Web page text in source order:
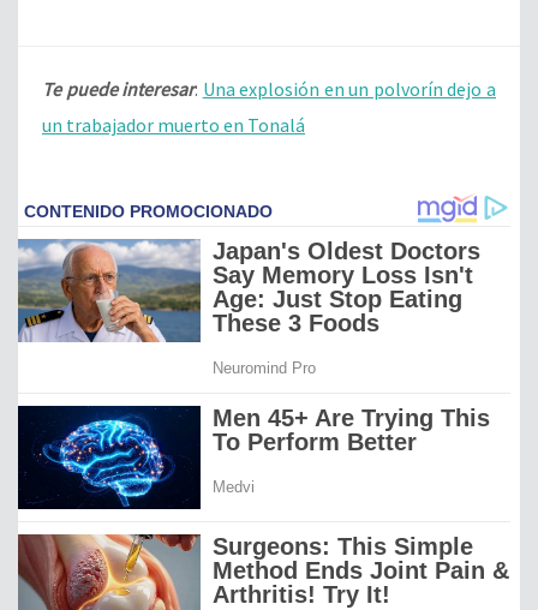
Te puede interesar: Una explosión en un polvorín dejo a
un trabajador muerto en Tonalá